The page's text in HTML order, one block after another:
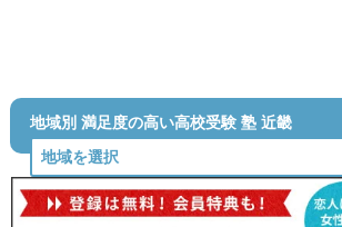
地域別 満足度の高い高校受験 塾 近畿